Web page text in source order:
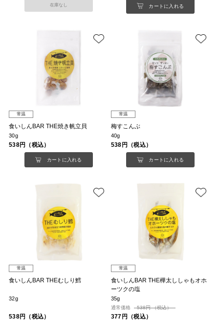
在庫なし カートに入れる
常温
食いしんBAR THE焼き帆立貝
30g
538円（税込）
カートに入れる
常温
梅すこんぶ
40g
538円（税込）
カートに入れる
常温
食いしんBAR THEむしり鱈
32g
538円（税込）
常温
食いしんBAR THE樺太ししゃもオホ
ーツクの塩
35g
通常価格 538円 （税込）
377円（税込）